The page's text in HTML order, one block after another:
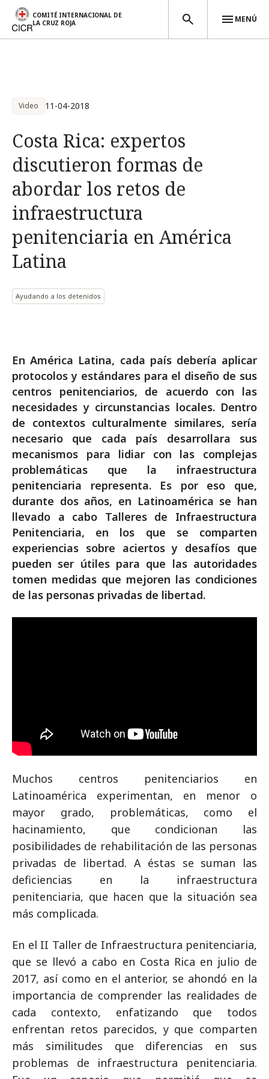
COMITÉ INTERNACIONAL DE
LA CRUZ ROJA
MENÚ
Video 11-04-2018
Costa Rica: expertos
discutieron formas de
abordar los retos de
infraestructura
penitenciaria en América
Latina
Ayudando a los detenidos
En América Latina, cada país debería aplicar
protocolos y estándares para el diseño de sus
centros penitenciarios, de acuerdo con las
necesidades y circunstancias locales. Dentro
de contextos culturalmente similares, sería
necesario que cada país desarrollara sus
mecanismos para lidiar con las complejas
problemáticas que la infraestructura
penitenciaria representa. Es por eso que,
durante dos años, en Latinoamérica se han
llevado a cabo Talleres de Infraestructura
Penitenciaria, en los que se comparten
experiencias sobre aciertos y desafíos que
pueden ser útiles para que las autoridades
tomen medidas que mejoren las condiciones
de las personas privadas de libertad.
Muchos centros penitenciarios en
Latinoamérica experimentan, en menor o
mayor grado, problemáticas, como el
hacinamiento, que condicionan las
posibilidades de rehabilitación de las personas
privadas de libertad. A éstas se suman las
deficiencias en la infraestructura
penitenciaria, que hacen que la situación sea
más complicada.
En el II Taller de Infraestructura penitenciaria,
que se llevó a cabo en Costa Rica en julio de
2017, así como en el anterior, se ahondó en la
importancia de comprender las realidades de
cada contexto, enfatizando que todos
enfrentan retos parecidos, y que comparten
más similitudes que diferencias en sus
problemas de infraestructura penitenciaria.